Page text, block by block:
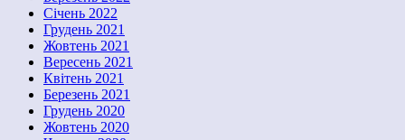
Січень 2022
Грудень 2021
Жовтень 2021
Вересень 2021
Квітень 2021
Березень 2021
Грудень 2020
Жовтень 2020